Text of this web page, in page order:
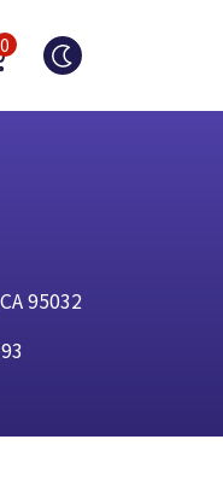
0
95032